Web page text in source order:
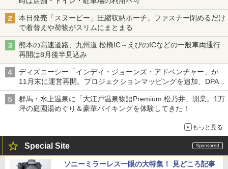
本日発売「スヌーピー」圧縮収納ポーチ。ファスナー閉めるだけ
で着替えや荷物がスリムにまとまる
熊本の高速道路、九州道 松橋IC～えびのICなどの一般車両通行
再開は8月後半見込み
ディズニーシー「インディ・ジョーンズ・アドベンチャー」が
11月末に運営再開。プロジェクションマッピングを追加、DPA
は1500円
群馬・水上温泉に「大江戸温泉物語Premium 松乃井」開業。1万
坪の庭園湯めぐり＆豪華バイキングを体験してきた！
もっと見る
Special Site
ソニーミラーレス一眼の大特集！ 見どころ記事